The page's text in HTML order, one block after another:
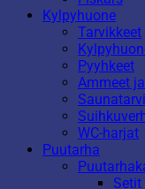
Kylpyhuone
Tarvikkeet
Pyyhkeet
Ammeet
WC-harjat
Puutarha
Setit